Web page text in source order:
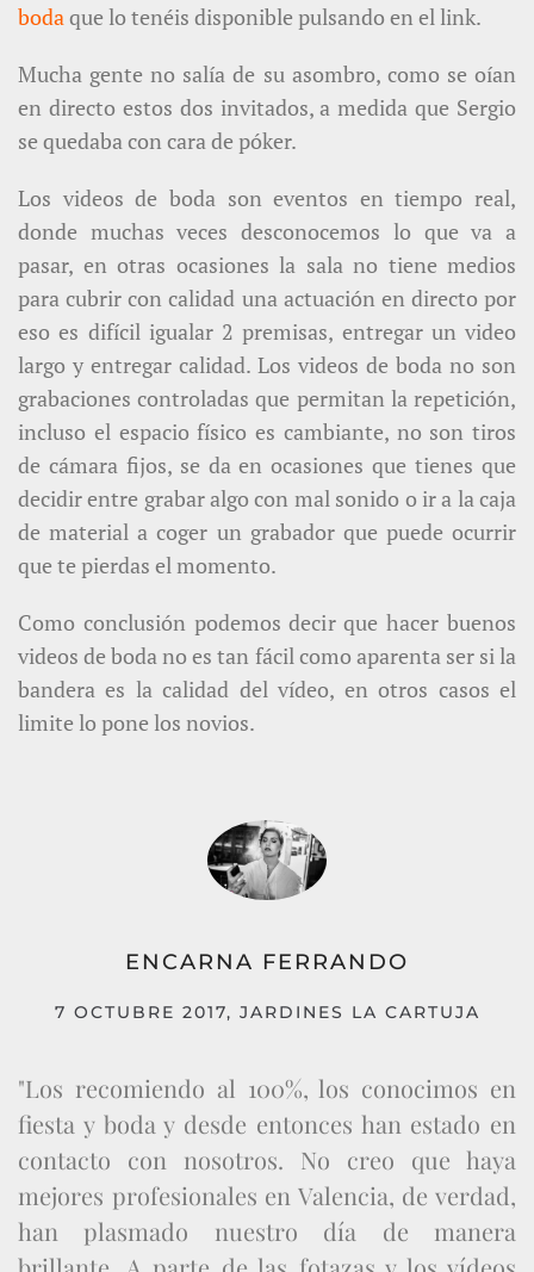
bodaque lo tenéis disponible pulsando en el link.
Mucha gente no salía de su asombro, como se oían
en directo estos dos invitados, a medida que Sergio
se quedaba con cara de póker.
Los videos de boda son eventos en tiempo real,
donde muchas veces desconocemos lo que va a
pasar, en otras ocasiones la sala no tiene medios
para cubrir con calidad una actuación en directo por
eso es difícil igualar 2 premisas, entregar un video
largo y entregar calidad. Los videos de boda no son
grabaciones controladas que permitan la repetición,
incluso el espacio físico es cambiante, no son tiros
de cámara fijos, se da en ocasiones que tienes que
decidir entre grabar algo con mal sonido o ir a la caja
de material a coger un grabador que puede ocurrir
que te pierdas el momento.
Como conclusión podemos decir que hacer buenos
videos de boda no es tan fácil como aparenta ser si la
bandera es la calidad del vídeo, en otros casos el
limite lo pone los novios.
ENCARNA FERRANDO
7 OCTUBRE 2017, JARDINES LA CARTUJA
"Los recomiendo al 100%, los conocimos en
fiesta y boda y desde entonces han estado en
contacto con nosotros. No creo que haya
mejores profesionales en Valencia, de verdad,
han plasmado nuestro día de manera